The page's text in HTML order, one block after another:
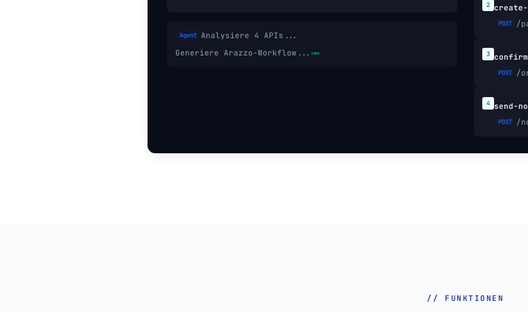
Agent Analysiere 4 APIs...
Generiere Arazzo-Workflow...
2 create-
POST /
3
POST /
4 send-
POST /
// FUNKTIONEN